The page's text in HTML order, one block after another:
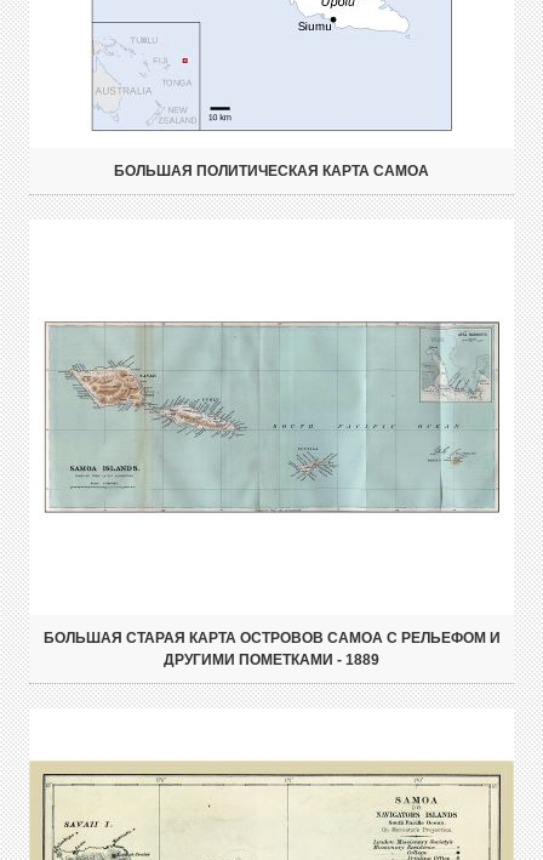
БОЛЬШАЯ ПОЛИТИЧЕСКАЯ КАРТА САМОА
БОЛЬШАЯ СТАРАЯ КАРТА ОСТРОВОВ САМОА С РЕЛЬЕФОМ И
ДРУГИМИ ПОМЕТКАМИ - 1889